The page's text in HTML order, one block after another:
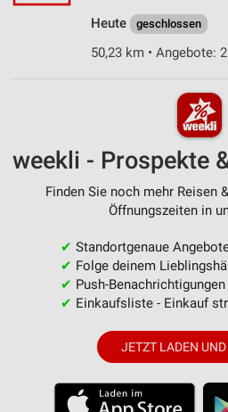
Heute
geschlossen
50,23 km • Angebote:
weekli - Prospekte
Finden Sie noch mehr Reisen
Öffnungszeiten in
✔ Standortgenaue
✔ Folge deinem
✔ Push-
✔ Einkaufsliste - Einkauf
JETZT LADEN UND